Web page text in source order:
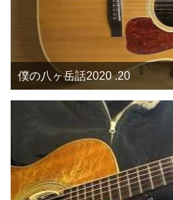
僕の八ヶ岳話2020 .20